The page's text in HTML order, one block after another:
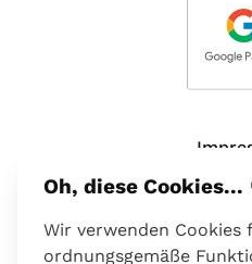
Über
Oh, diese Cookies...
Wir verwenden Cookies
ordnungsgemäße